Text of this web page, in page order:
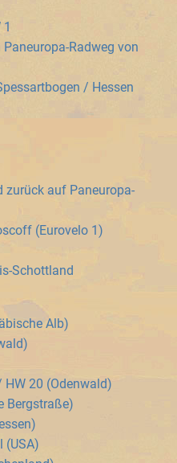
Radweg von
/ Hessen
zurück auf Paneuropa-
(Eurovelo 1)
Schottland
Alb)
HW 20 (Odenwald)
Bergstraße)
(USA)